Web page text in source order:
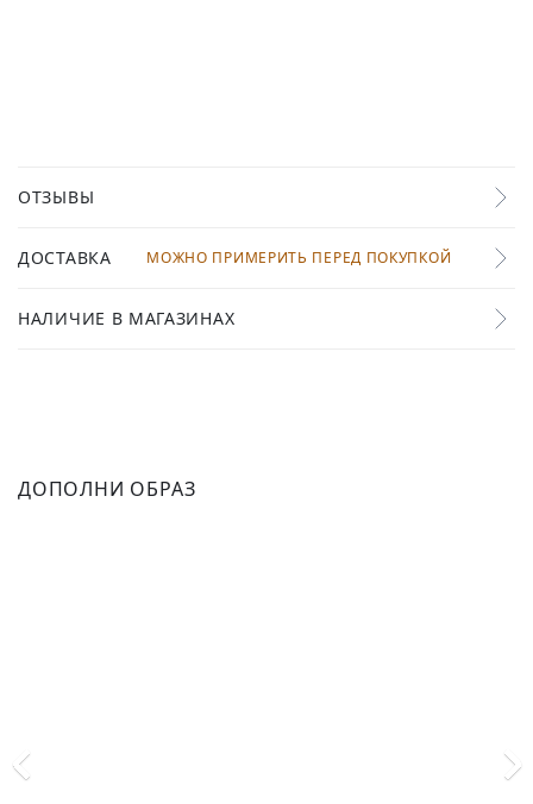
ОТЗЫВЫ
ДОСТАВКА МОЖНО ПРИМЕРИТЬ ПЕРЕД ПОКУПКОЙ
НАЛИЧИЕ В МАГАЗИНАХ
ДОПОЛНИ ОБРАЗ